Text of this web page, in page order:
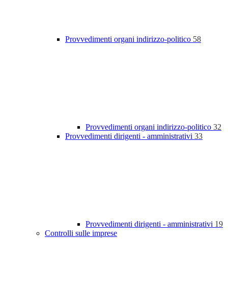
Provvedimenti organi indirizzo-politico 58
Provvedimenti organi indirizzo-politico 32
Provvedimenti dirigenti - amministrativi 33
Provvedimenti dirigenti - amministrativi 19
Controlli sulle imprese